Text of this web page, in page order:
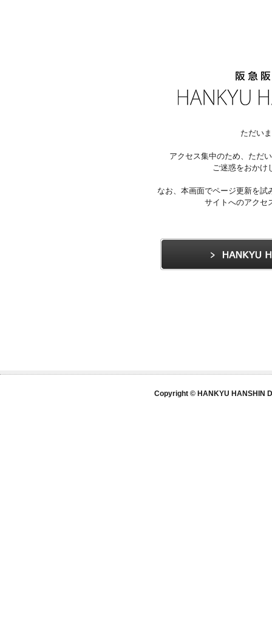
ただい
アクセス集中のため、ただ
ご迷惑をおかけ
なお、本画面でページ更新を
サイトへのアクセ
Copyright © HANKYU HANSHIN